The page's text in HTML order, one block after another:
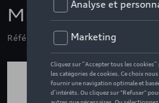
Mules Audi F1,
Référence: ZZQ3132605402